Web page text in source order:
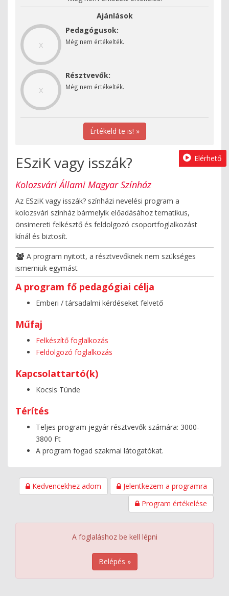
Ajánlások
x
Pedagógusok:
Még nem értékelték.
x
Résztvevők:
Még nem értékelték.
Értékeld te is! »
ESziK vagy isszák?
Kolozsvári Állami Magyar Színház
Az ESziK vagy isszák? színházi nevelési program a
kolozsvári színház bármelyik előadásához tematikus,
önsimereti felkésztő és feldolgozó csoportfoglalkozást
kínál és biztosít.
Elérhető
A program nyitott, a résztvevőknek nem szükséges
ismerniük egymást
A program fő pedagógiai célja
Emberi / társadalmi kérdéseket felvető
Műfaj
Felkészítő foglalkozás
Feldolgozó foglalkozás
Kapcsolattartó(k)
Kocsis Tünde
Térítés
Teljes program jegyár résztvevők számára: 3000-
3800 Ft
A program fogad szakmai látogatókat.
Kedvencekhez adom
Jelentkezem a programra
Program értékelése
A foglaláshoz be kell lépni
Belépés »